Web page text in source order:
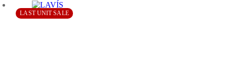
LAST UNIT SALE